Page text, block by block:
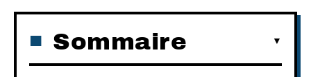
Sommaire